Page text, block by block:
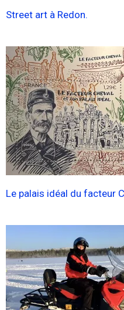
Street art à Redon.
Le palais idéal du facteur